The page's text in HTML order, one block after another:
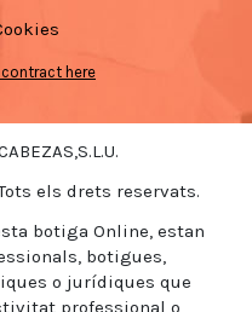
here
els drets reservats.
botiga Online, estan
botigues,
o jurídiques que
professional o